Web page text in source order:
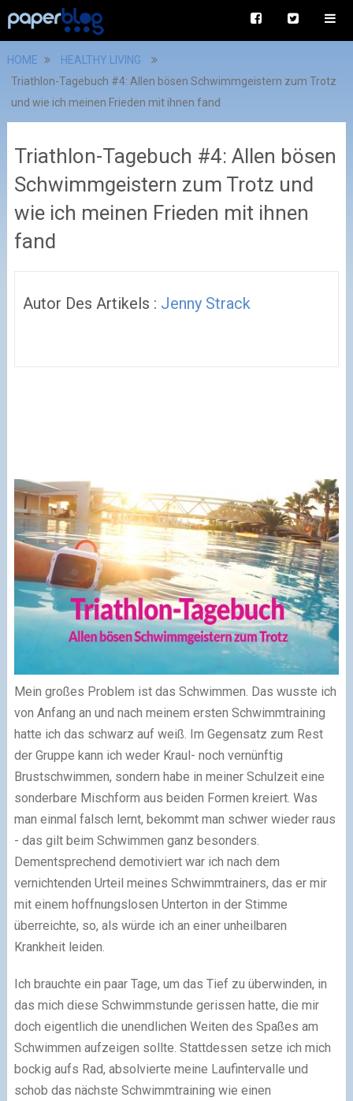
HOME
HEALTHY LIVING
Triathlon-Tagebuch #4: Allen bösen Schwimmgeistern zum Trotz
und wie ich meinen Frieden mit ihnen fand
Triathlon-Tagebuch #4: Allen bösen
Schwimmgeistern zum Trotz und
wie ich meinen Frieden mit ihnen
fand
Autor Des Artikels : Jenny Strack
Mein großes Problem ist das Schwimmen. Das wusste ich
von Anfang an und nach meinem ersten Schwimmtraining
hatte ich das schwarz auf weiß. Im Gegensatz zum Rest
der Gruppe kann ich weder Kraul- noch vernünftig
Brustschwimmen, sondern habe in meiner Schulzeit eine
sonderbare Mischform aus beiden Formen kreiert. Was
man einmal falsch lernt, bekommt man schwer wieder raus
- das gilt beim Schwimmen ganz besonders.
Dementsprechend demotiviert war ich nach dem
vernichtenden Urteil meines Schwimmtrainers, das er mir
mit einem hoffnungslosen Unterton in der Stimme
überreichte, so, als würde ich an einer unheilbaren
Krankheit leiden.
Ich brauchte ein paar Tage, um das Tief zu überwinden, in
das mich diese Schwimmstunde gerissen hatte, die mir
doch eigentlich die unendlichen Weiten des Spaßes am
Schwimmen aufzeigen sollte. Stattdessen setze ich mich
bockig aufs Rad, absolvierte meine Laufintervalle und
schob das nächste Schwimmtraining wie einen